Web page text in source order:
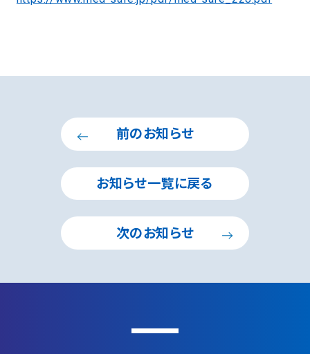
前のお知らせ
お知らせ一覧に戻る
次のお知らせ